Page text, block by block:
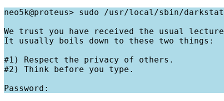
neo5k@proteus> sudo /usr/local/sbin/darkstat
We trust you have received the usual
It usually boils down to these two things:
#1) Respect the privacy of others.
#2) Think before you type.